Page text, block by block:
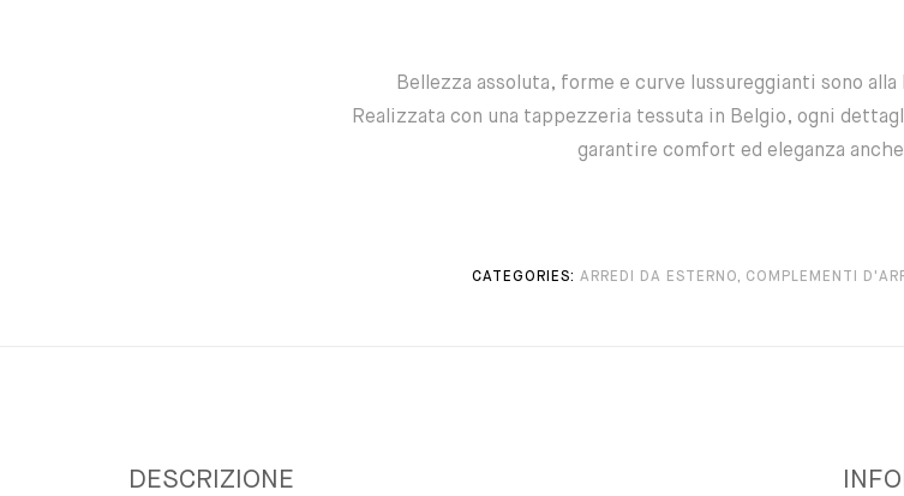
Bellezza assoluta, forme e curve lussureggianti sono
Realizzata con una tappezzeria tessuta in Belgio, ogni
garantire comfort ed eleganza
CATEGORIES: ARREDI DA ESTERNO, COMPLEMENTI
DESCRIZIONE